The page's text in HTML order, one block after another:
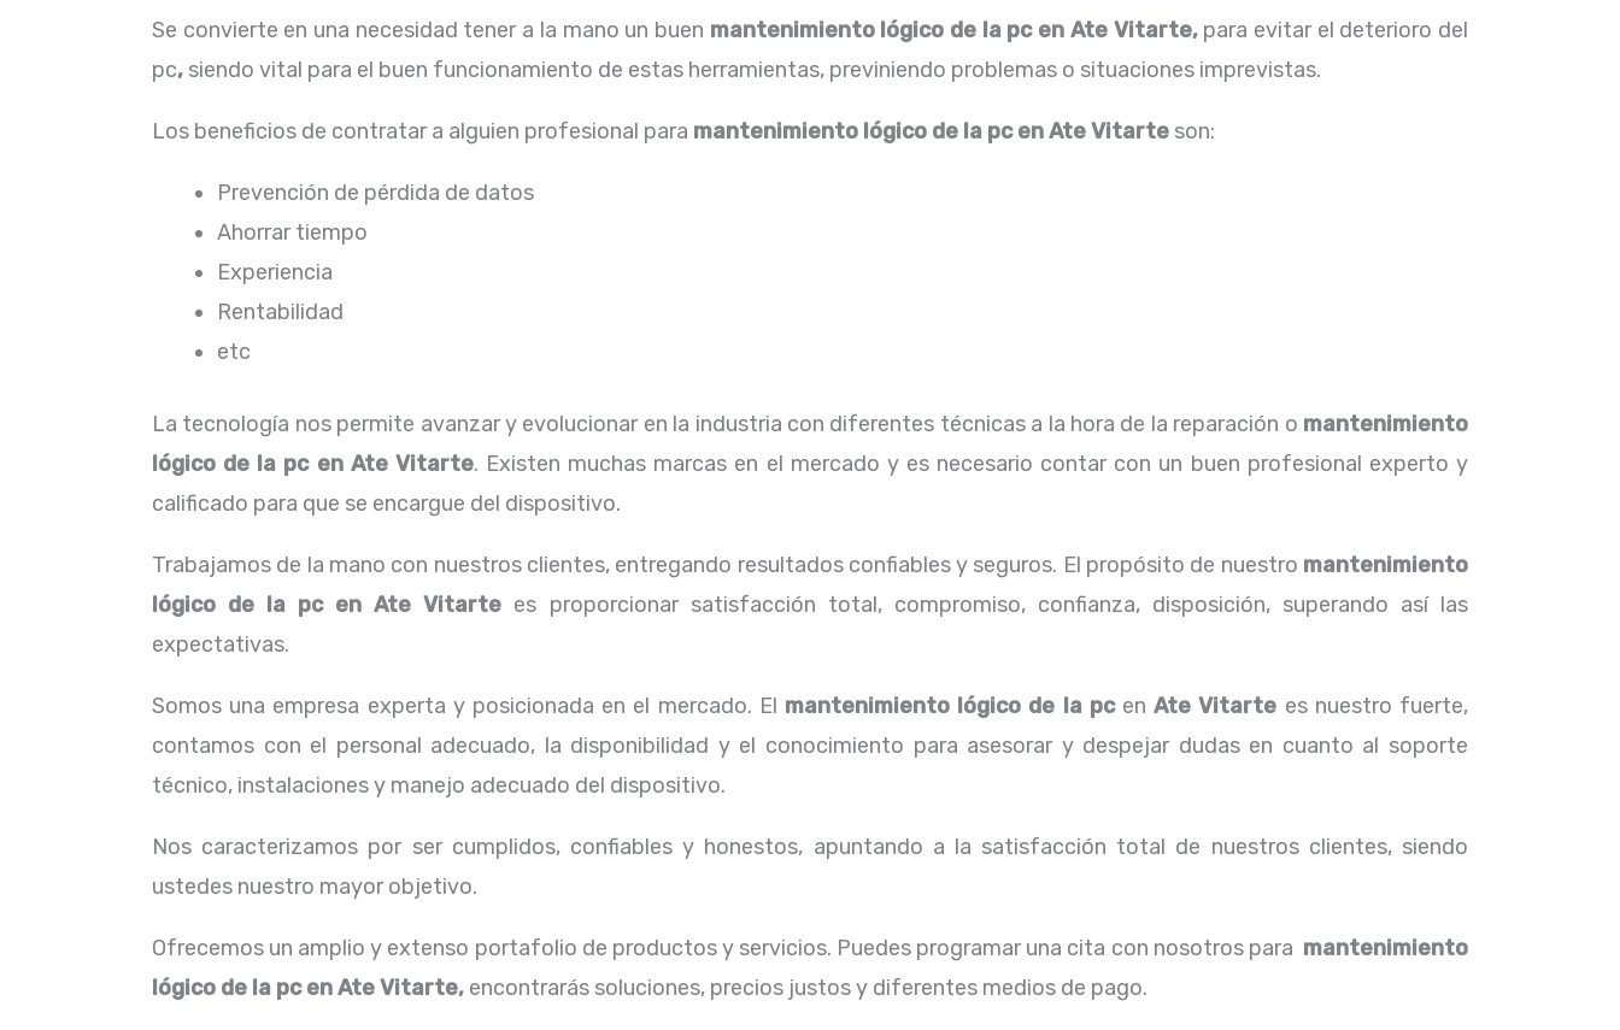
Se convierte en una necesidad tener a la mano un buen mantenimiento lógico de la pc en Ate Vitarte, para evitar el deterioro del
pc, siendo vital para el buen funcionamiento de estas herramientas, previniendo problemas o situaciones imprevistas.
Los beneficios de contratar a alguien profesional para mantenimiento lógico de la pcen Ate Vitarte son:
Prevención de pérdida de datos
Ahorrar tiempo
Experiencia
Rentabilidad
etc
La tecnología nos permite avanzar y evolucionar en la industria con diferentes técnicas a la hora de la reparación o mantenimiento
lógico de la pcen Ate Vitarte. Existen muchas marcas en el mercado y es necesario contar con un buen profesional experto y
calificado para que se encargue del dispositivo.
Trabajamos de la mano con nuestros clientes, entregando resultados confiables y seguros. El propósito de nuestro mantenimiento
lógico de la pcen Ate Vitarte es proporcionar satisfacción total, compromiso, confianza, disposición, superando así las
expectativas.
Somos una empresa experta y posicionada en el mercado. El mantenimiento lógico de la pc enAte Vitarte es nuestro fuerte,
contamos con el personal adecuado, la disponibilidad y el conocimiento para asesorar y despejar dudas en cuanto al soporte
técnico, instalaciones y manejo adecuado del dispositivo.
Nos caracterizamos por ser cumplidos, confiables y honestos, apuntando a la satisfacción total de nuestros clientes, siendo
ustedes nuestro mayor objetivo.
Ofrecemos un amplio y extenso portafolio de productos y servicios. Puedes programar una cita con nosotros para mantenimiento
lógico de la pcen Ate Vitarte, encontrarás soluciones, precios justos y diferentes medios de pago.